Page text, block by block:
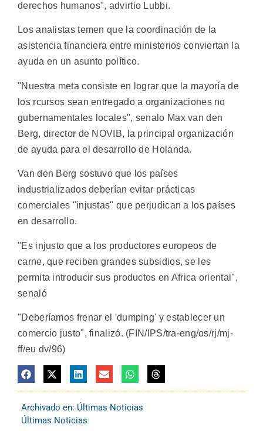
derechos humanos", advirtio Lubbi.
Los analistas temen que la coordinación de la
asistencia financiera entre ministerios conviertan la
ayuda en un asunto político.
"Nuestra meta consiste en lograr que la mayoría de
los rcursos sean entregado a organizaciones no
gubernamentales locales", senalo Max van den
Berg, director de NOVIB, la principal organización
de ayuda para el desarrollo de Holanda.
Van den Berg sostuvo que los países
industrializados deberían evitar prácticas
comerciales "injustas" que perjudican a los países
en desarrollo.
"Es injusto que a los productores europeos de
carne, que reciben grandes subsidios, se les
permita introducir sus productos en Africa oriental",
senaló
"Deberíamos frenar el 'dumping' y establecer un
comercio justo", finalizó. (FIN/IPS/tra-eng/os/rj/mj-
ff/eu dv/96)
Archivado en: Últimas Noticias
Últimas Noticias